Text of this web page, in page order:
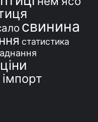
свинина
статистика
ціни
імпорт